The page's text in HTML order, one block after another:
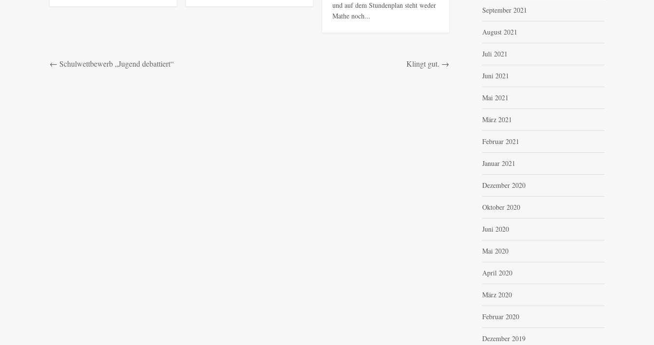
und auf dem Stundenplan steht weder
Mathe noch...
← Schulwettbewerb „Jugend debattiert“ Klingt gut. →
September 2021
August 2021
Juli 2021
Juni 2021
Mai 2021
März 2021
Februar 2021
Januar 2021
Dezember 2020
Oktober 2020
Juni 2020
Mai 2020
April 2020
März 2020
Februar 2020
Dezember 2019